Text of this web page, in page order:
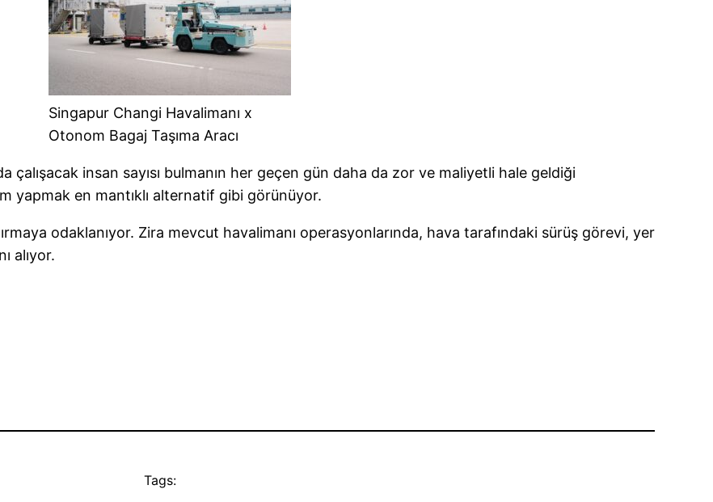
Singapur Changi Havalimanı x
Otonom Bagaj Taşıma Aracı
çalışacak insan sayısı bulmanın her geçen gün daha da zor ve maliyetli hale geldiği
yapmak en mantıklı alternatif gibi görünüyor.
odaklanıyor. Zira mevcut havalimanı operasyonlarında, hava tarafındaki sürüş görevi, yer
alıyor.
Tags: